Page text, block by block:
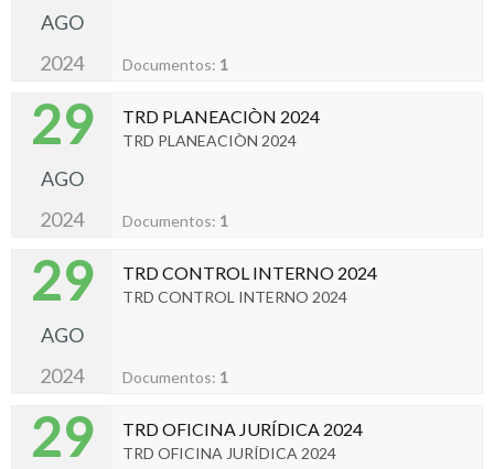
AGO
2024
Documentos: 1
29
AGO
2024
TRD PLANEACIÒN 2024
TRD PLANEACIÒN 2024
Documentos: 1
29
AGO
2024
TRD CONTROL INTERNO 2024
TRD CONTROL INTERNO 2024
Documentos: 1
29 TRD OFICINA JURÍDICA 2024
TRD OFICINA JURÍDICA 2024